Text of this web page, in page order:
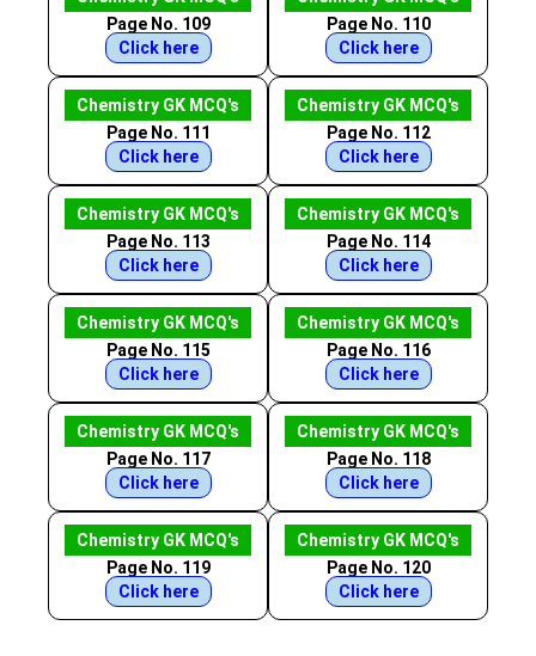
Page No. 109
Click here
Page No. 110
Click here
Chemistry GK MCQ's
Page No. 111
Click here
Chemistry GK MCQ's
Page No. 112
Click here
Chemistry GK MCQ's
Page No. 113
Click here
Chemistry GK MCQ's
Page No. 114
Click here
Chemistry GK MCQ's
Page No. 115
Click here
Chemistry GK MCQ's
Page No. 116
Click here
Chemistry GK MCQ's
Page No. 117
Click here
Chemistry GK MCQ's
Page No. 118
Click here
Chemistry GK MCQ's
Page No. 119
Click here
Chemistry GK MCQ's
Page No. 120
Click here